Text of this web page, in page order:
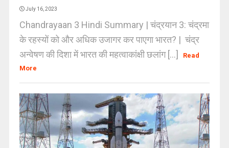
July 16, 2023
Chandrayaan 3 Hindi Summary | चंद्रयान 3: चंद्रमा
के रहस्यों को और अधिक उजागर कर पाएगा भारत? | चंद्र
अन्वेषण की दिशा में भारत की महत्वाकांक्षी छलांग [...]
Read
More